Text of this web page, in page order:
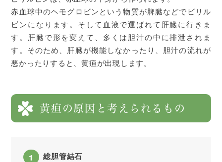
赤血球中のヘモグロビンという物質が脾臓などでビリル
ビンになります。そして血液で運ばれて肝臓に行きま
す。肝臓で形を変えて、多くは胆汁の中に排泄されま
す。そのため、肝臓が機能しなかったり、胆汁の流れが
悪かったりすると、黄疸が出現します。
黄疸の原因と考えられるもの
総胆管結石